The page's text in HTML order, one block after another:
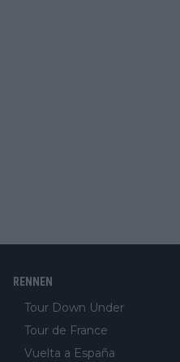
RENNEN
Tour Down Under
Tour de France
Vuelta a España